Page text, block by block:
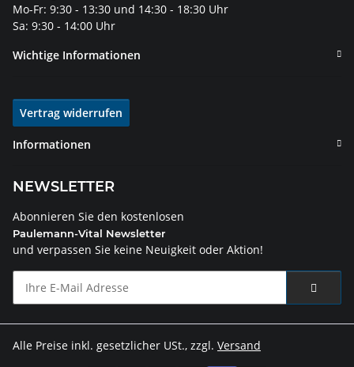
Mo-Fr: 9:30 - 13:30 und 14:30 - 18:30 Uhr
Sa: 9:30 - 14:00 Uhr
Wichtige Informationen
Vertrag widerrufen
Informationen
NEWSLETTER
Abonnieren Sie den kostenlosen
Paulemann-Vital Newsletter
und verpassen Sie keine Neuigkeit oder Aktion!
Alle Preise inkl. gesetzlicher USt., zzgl. Versand